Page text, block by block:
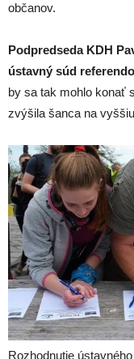
občanov.
Podpredseda KDH
ústavný súd
by sa tak mohlo konať
zvýšila šanca na
Rozhodnutie